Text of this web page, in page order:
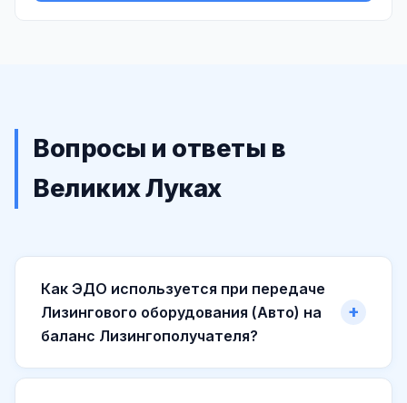
Вопросы и ответы в
Великих Луках
Как ЭДО используется при передаче
Лизингового оборудования (Авто) на
баланс Лизингополучателя?